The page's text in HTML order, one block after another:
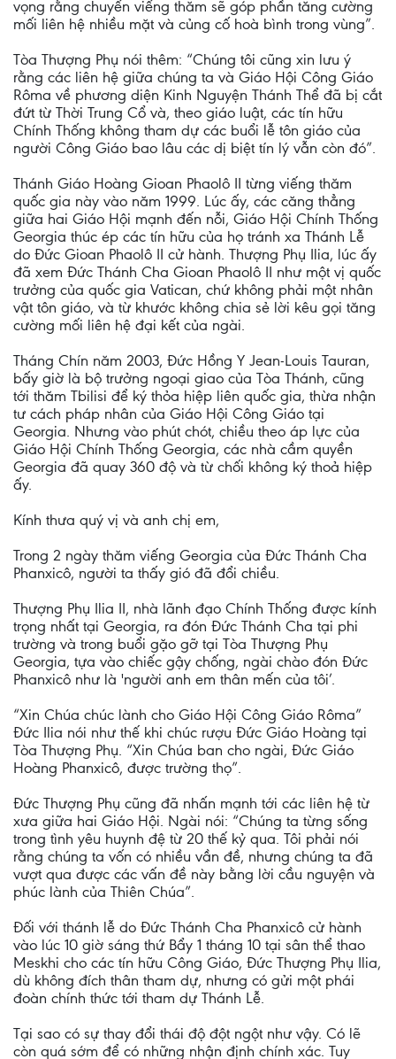
vọng rằng chuyến viếng thăm sẽ góp phần tăng cường
mối liên hệ nhiều mặt và củng cố hoà bình trong vùng”.
Tòa Thượng Phụ nói thêm: “Chúng tôi cũng xin lưu ý
rằng các liên hệ giữa chúng ta và Giáo Hội Công Giáo
Rôma về phương diện Kinh Nguyện Thánh Thể đã bị cắt
đứt từ Thời Trung Cổ và, theo giáo luật, các tín hữu
Chính Thống không tham dự các buổi lễ tôn giáo của
người Công Giáo bao lâu các dị biệt tín lý vẫn còn đó”.
Thánh Giáo Hoàng Gioan Phaolô II từng viếng thăm
quốc gia này vào năm 1999. Lúc ấy, các căng thẳng
giữa hai Giáo Hội mạnh đến nỗi, Giáo Hội Chính Thống
Georgia thúc ép các tín hữu của họ tránh xa Thánh Lễ
do Đức Gioan Phaolô II cử hành. Thượng Phụ Ilia, lúc ấy
đã xem Đức Thánh Cha Gioan Phaolô II như một vị quốc
trưởng của quốc gia Vatican, chứ không phải một nhân
vật tôn giáo, và từ khước không chia sẻ lời kêu gọi tăng
cường mối liên hệ đại kết của ngài.
Tháng Chín năm 2003, Đức Hồng Y Jean-Louis Tauran,
bấy giờ là bộ trưởng ngoại giao của Tòa Thánh, cũng
tới thăm Tbilisi để ký thỏa hiệp liên quốc gia, thừa nhận
tư cách pháp nhân của Giáo Hội Công Giáo tại
Georgia. Nhưng vào phút chót, chiều theo áp lực của
Giáo Hội Chính Thống Georgia, các nhà cầm quyền
Georgia đã quay 360 độ và từ chối không ký thoả hiệp
ấy.
Kính thưa quý vị và anh chị em,
Trong 2 ngày thăm viếng Georgia của Đức Thánh Cha
Phanxicô, người ta thấy gió đã đổi chiều.
Thượng Phụ Ilia II, nhà lãnh đạo Chính Thống được kính
trọng nhất tại Georgia, ra đón Đức Thánh Cha tại phi
trường và trong buổi gặo gỡ tại Tòa Thượng Phụ
Georgia, tựa vào chiếc gậy chống, ngài chào đón Đức
Phanxicô như là 'người anh em thân mến của tôi’.
“Xin Chúa chúc lành cho Giáo Hội Công Giáo Rôma”
Đức Ilia nói như thế khi chúc rượu Đức Giáo Hoàng tại
Tòa Thượng Phụ. “Xin Chúa ban cho ngài, Đức Giáo
Hoàng Phanxicô, được trường thọ”.
Đức Thượng Phụ cũng đã nhấn mạnh tới các liên hệ từ
xưa giữa hai Giáo Hội. Ngài nói: “Chúng ta từng sống
trong tình yêu huynh đệ từ 20 thế kỷ qua. Tôi phải nói
rằng chúng ta vốn có nhiều vần đề, nhưng chúng ta đã
vượt qua được các vấn đề này bằng lời cầu nguyện và
phúc lành của Thiên Chúa”.
Đối với thánh lễ do Đức Thánh Cha Phanxicô cử hành
vào lúc 10 giờ sáng thứ Bẩy 1 tháng 10 tại sân thể thao
Meskhi cho các tín hữu Công Giáo, Đức Thượng Phụ Ilia,
dù không đích thân tham dự, nhưng có gửi một phái
đoàn chính thức tới tham dự Thánh Lễ.
Tại sao có sự thay đổi thái độ đột ngột như vậy. Có lẽ
còn quá sớm để có những nhận định chính xác. Tuy